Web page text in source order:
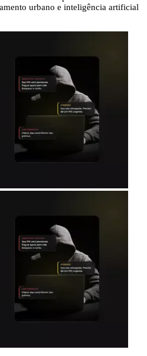
urbano e inteligência artificial